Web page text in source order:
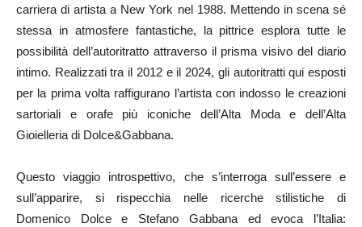
carriera di artista a New York nel 1988. Mettendo in scena sé
stessa in atmosfere fantastiche, la pittrice esplora tutte le
possibilità dell’autoritratto attraverso il prisma visivo del diario
intimo. Realizzati tra il 2012 e il 2024, gli autoritratti qui esposti
per la prima volta raffigurano l’artista con indosso le creazioni
sartoriali e orafe più iconiche dell’Alta Moda e dell’Alta
Gioielleria di Dolce&Gabbana.
Questo viaggio introspettivo, che s’interroga sull’essere e
sull’apparire, si rispecchia nelle ricerche stilistiche di
Domenico Dolce e Stefano Gabbana ed evoca l’Italia: